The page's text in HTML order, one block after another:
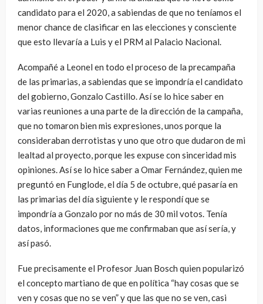
candidato para el 2020, a sabiendas de que no teníamos el
menor chance de clasificar en las elecciones y consciente
que esto llevaría a Luis y el PRM al Palacio Nacional.
Acompañé a Leonel en todo el proceso de la precampaña
de las primarias, a sabiendas que se impondría el candidato
del gobierno, Gonzalo Castillo. Así se lo hice saber en
varias reuniones a una parte de la dirección de la campaña,
que no tomaron bien mis expresiones, unos porque la
consideraban derrotistas y uno que otro que dudaron de mi
lealtad al proyecto, porque les expuse con sinceridad mis
opiniones. Así se lo hice saber a Omar Fernández, quien me
preguntó en Funglode, el día 5 de octubre, qué pasaría en
las primarias del día siguiente y le respondí que se
impondría a Gonzalo por no más de 30 mil votos. Tenía
datos, informaciones que me confirmaban que así sería, y
así pasó.
Fue precisamente el Profesor Juan Bosch quien popularizó
el concepto martiano de que en política “hay cosas que se
ven y cosas que no se ven” y que las que no se ven, casi